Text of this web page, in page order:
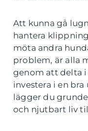
Att kunna gå
hantera
möta andra
problem, är alla
genom att delta i
investera i en
lägger du
och njutbart liv